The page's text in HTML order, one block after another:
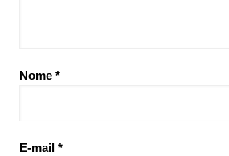
Nome *
E-mail *